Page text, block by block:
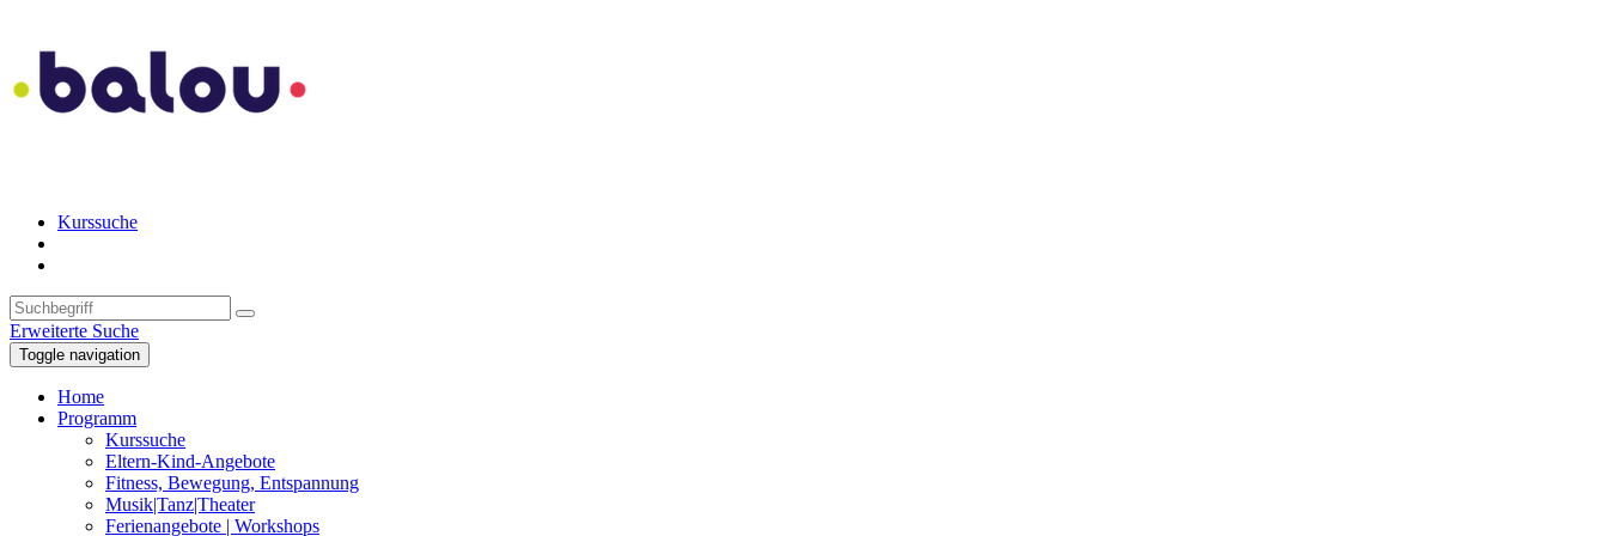
Kurssuche
Erweiterte Suche
Toggle navigation
Home
Programm
Kurssuche
Eltern-Kind-Angebote
Fitness, Bewegung, Entspannung
Musik|Tanz|Theater
Ferienangebote | Workshops